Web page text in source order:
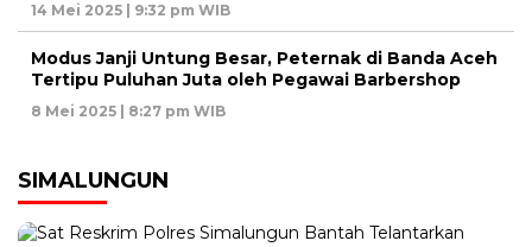
14 Mei 2025 | 9:32 pm WIB
Modus Janji Untung Besar, Peternak di Banda Aceh
Tertipu Puluhan Juta oleh Pegawai Barbershop
8 Mei 2025 | 8:27 pm WIB
SIMALUNGUN